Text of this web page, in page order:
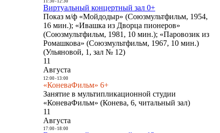
11:30- 12:30
Виртуальный концертный зал 0+
Показ м/ф «Мойдодыр» (Союзмультфильм, 1954,
16 мин.); «Ивашка из Дворца пионеров»
(Союзмультфильм, 1981, 10 мин.); «Паровозик из
Ромашкова» (Союзмультфильм, 1967, 10 мин.)
(Ульяновой, 1, зал № 12)
11
Августа
12:00- 13:00
«КоневаФильм» 6+
Занятие в мультипликационной студии
«КоневаФильм» (Конева, 6, читальный зал)
11
Августа
17:00- 18:00